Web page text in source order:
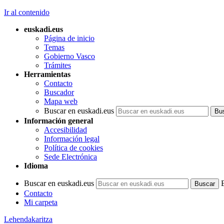
Ir al contenido
euskadi.eus
Página de inicio
Temas
Gobierno Vasco
Trámites
Herramientas
Contacto
Buscador
Mapa web
Buscar en euskadi.eus
Información general
Accesibilidad
Información legal
Política de cookies
Sede Electrónica
Idioma
Buscar en euskadi.eus
Contacto
Mi carpeta
Lehendakaritza